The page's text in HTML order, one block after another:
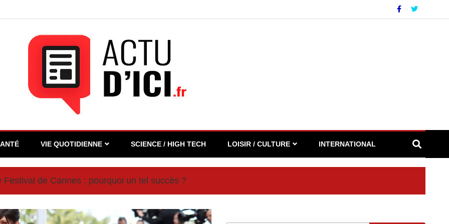
VIE QUOTIDIENNE SCIENCE / HIGH TECH LOISIR / CULTURE INTERNATIONAL
Festival de Cannes : pourquoi un tel succès ?